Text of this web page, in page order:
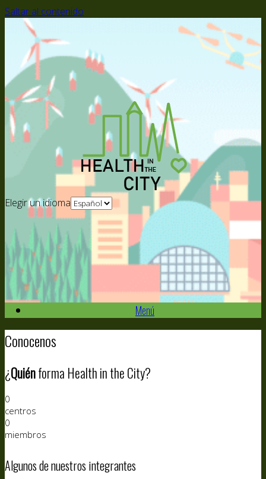
Saltar al contenido
Elegir un idioma
Menú
Conocenos
¿Quiénforma Health in the City?
0
centros
0
miembros
Algunos de nuestros integrantes